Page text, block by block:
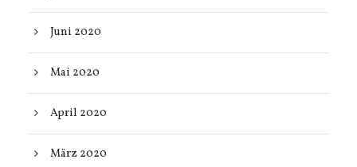
Juni 2020
Mai 2020
April 2020
März 2020